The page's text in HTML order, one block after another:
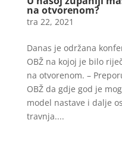
na otvorenom?
tra 22, 2021
Danas je održana
OBŽ na kojoj je bilo
na otvorenom. –
OBŽ da gdje god je
model nastave i dalje
travnja....